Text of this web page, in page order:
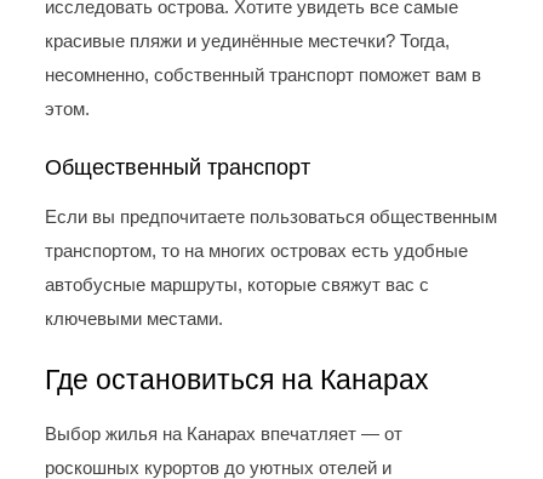
исследовать острова. Хотите увидеть все самые
красивые пляжи и уединённые местечки? Тогда,
несомненно, собственный транспорт поможет вам в
этом.
Общественный транспорт
Если вы предпочитаете пользоваться общественным
транспортом, то на многих островах есть удобные
автобусные маршруты, которые свяжут вас с
ключевыми местами.
Где остановиться на Канарах
Выбор жилья на Канарах впечатляет — от
роскошных курортов до уютных отелей и